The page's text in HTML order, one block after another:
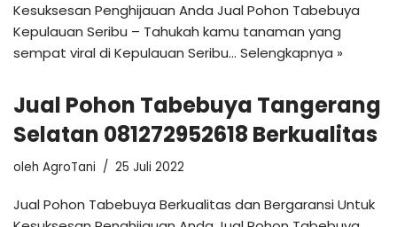
Kesuksesan Penghijauan Anda Jual Pohon Tabebuya
Kepulauan Seribu – Tahukah kamu tanaman yang
sempat viral di Kepulauan Seribu… Selengkapnya »
Jual Pohon Tabebuya Tangerang
Selatan 081272952618 Berkualitas
oleh AgroTani 25 Juli 2022
Jual Pohon Tabebuya Berkualitas dan Bergaransi Untuk